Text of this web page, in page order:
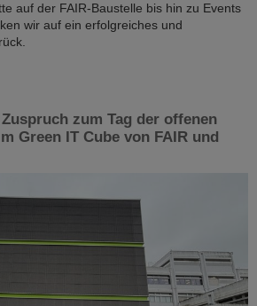
auf der FAIR-Baustelle bis hin zu Events
wir auf ein erfolgreiches und
zum Tag der offenen
Green IT Cube von FAIR und